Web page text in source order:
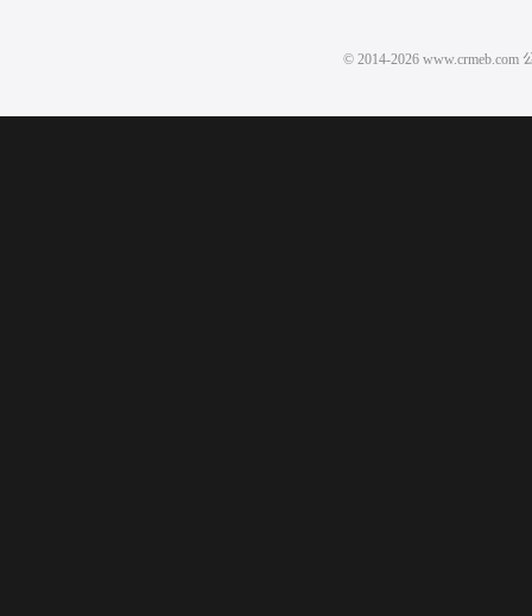
© 2014-2026